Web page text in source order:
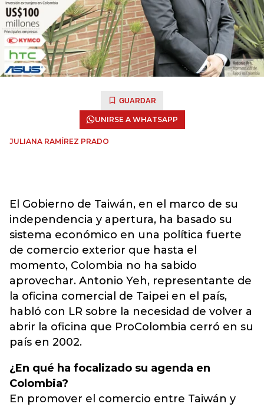
GUARDAR
UNIRSE A WHATSAPP
JULIANA RAMÍREZ PRADO
El Gobierno de Taiwán, en el marco de su
independencia y apertura, ha basado su
sistema económico en una política fuerte
de comercio exterior que hasta el
momento, Colombia no ha sabido
aprovechar. Antonio Yeh, representante de
la oficina comercial de Taipei en el país,
habló con LR sobre la necesidad de volver a
abrir la oficina que ProColombia cerró en su
país en 2002.
¿En qué ha focalizado su agenda en
Colombia?
En promover el comercio entre Taiwán y